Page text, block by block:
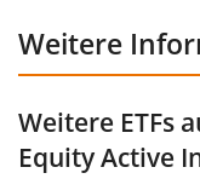
Weitere
Weitere ETFs
Equity Active